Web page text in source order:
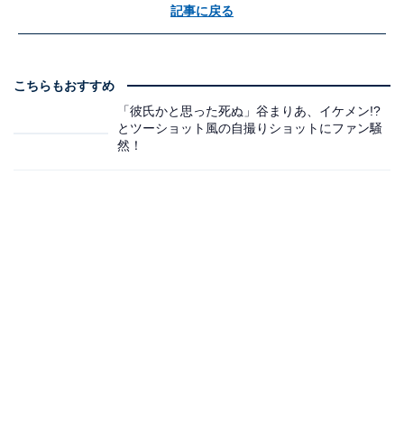
記事に戻る
こちらもおすすめ
「彼氏かと思った死ぬ」谷まりあ、イケメン!?
とツーショット風の自撮りショットにファン騒
然！